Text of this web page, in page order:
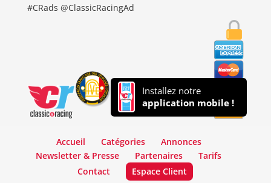
#CRads @ClassicRacingAd
Installez notre
application mobile !
Accueil Catégories
Annonces
Newsletter & Presse
Partenaires
Tarifs
Contact
Espace Client